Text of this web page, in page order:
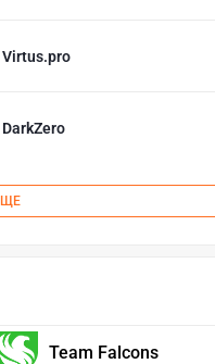
Virtus.pro
DarkZero
Team Falcons